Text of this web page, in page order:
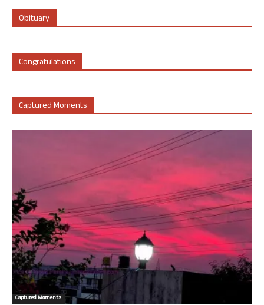
Obituary
Congratulations
Captured Moments
Captured Moments